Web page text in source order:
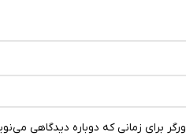
برای زمانی که دوباره دیدگاهی